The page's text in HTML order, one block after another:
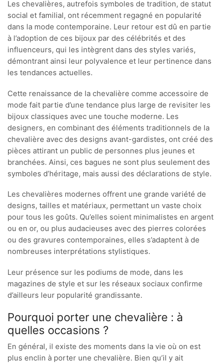
Les chevalières, autrefois symboles de tradition, de statut
social et familial, ont récemment regagné en popularité
dans la mode contemporaine. Leur retour est dû en partie
à l’adoption de ces bijoux par des célébrités et des
influenceurs, qui les intègrent dans des styles variés,
démontrant ainsi leur polyvalence et leur pertinence dans
les tendances actuelles.
Cette renaissance de la chevalière comme accessoire de
mode fait partie d’une tendance plus large de revisiter les
bijoux classiques avec une touche moderne. Les
designers, en combinant des éléments traditionnels de la
chevalière avec des designs avant-gardistes, ont créé des
pièces attirant un public de personnes plus jeunes et
branchées. Ainsi, ces bagues ne sont plus seulement des
symboles d’héritage, mais aussi des déclarations de style.
Les chevalières modernes offrent une grande variété de
designs, tailles et matériaux, permettant un vaste choix
pour tous les goûts. Qu’elles soient minimalistes en argent
ou en or, ou plus audacieuses avec des pierres colorées
ou des gravures contemporaines, elles s’adaptent à de
nombreuses interprétations stylistiques.
Leur présence sur les podiums de mode, dans les
magazines de style et sur les réseaux sociaux confirme
d’ailleurs leur popularité grandissante.
Pourquoi porter une chevalière : à
quelles occasions ?
En général, il existe des moments dans la vie où on est
plus enclin à porter une chevalière. Bien qu’il y ait